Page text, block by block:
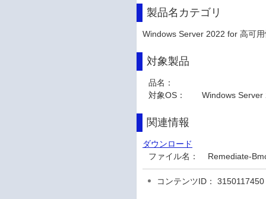
製品名カテゴリ
Windows Server 2022 for 高可
対象製品
品名：
対象OS：
Windows Server
関連情報
ダウンロード
ファイル名：
Remediate-
コンテンツID： 3150117450